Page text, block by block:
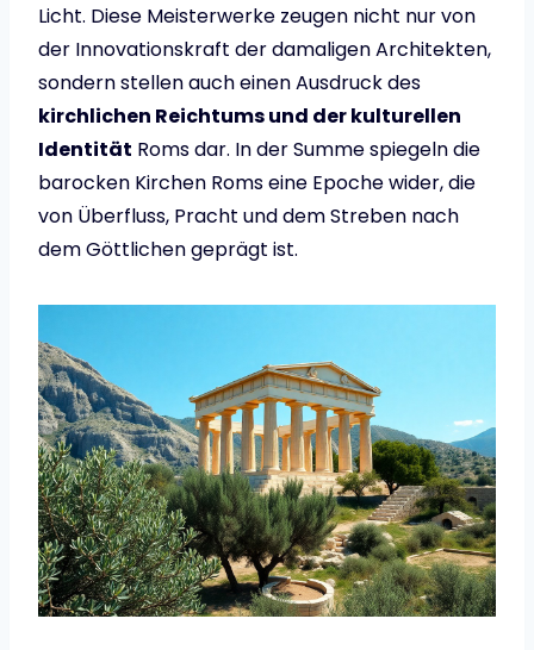
Licht. Diese Meisterwerke zeugen nicht nur von
der Innovationskraft der damaligen Architekten,
sondern stellen auch einen Ausdruck des
kirchlichen Reichtums und der kulturellen
Identität Roms dar. In der Summe spiegeln die
barocken Kirchen Roms eine Epoche wider, die
von Überfluss, Pracht und dem Streben nach
dem Göttlichen geprägt ist.